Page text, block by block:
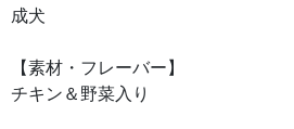
成犬
【素材・フレーバー】
チキン＆野菜入り